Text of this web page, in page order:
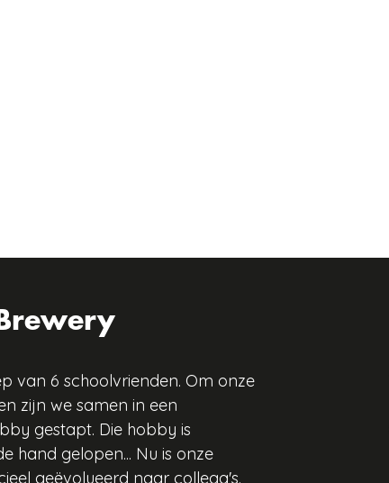
van 6 schoolvrienden. Om onze
zijn we samen in een
gestapt. Die hobby is
hand gelopen... Nu is onze
geëvolueerd naar collega's.